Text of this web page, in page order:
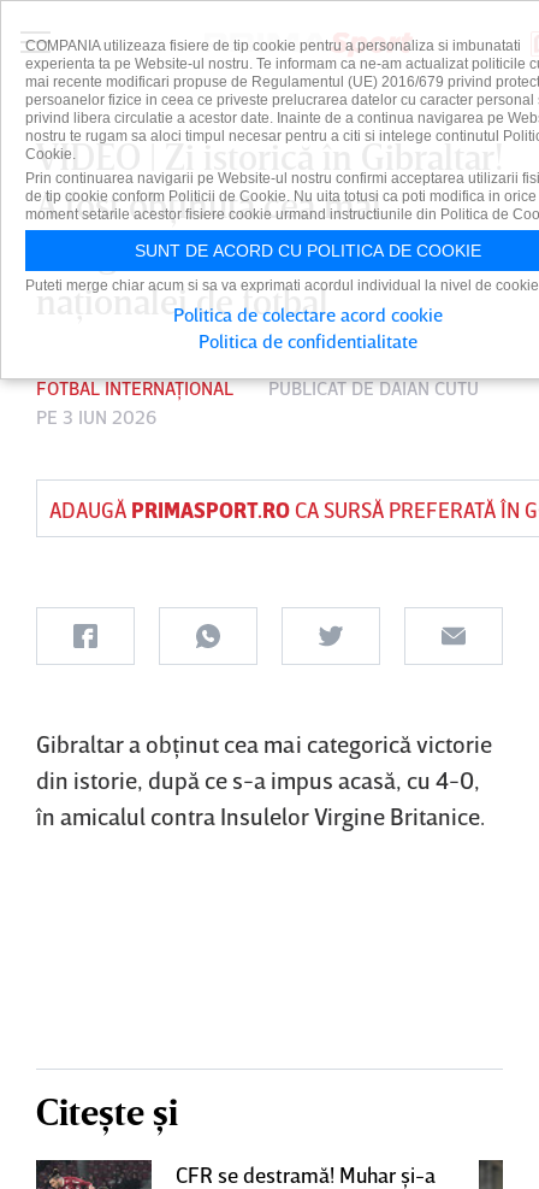
VIDEO | Zi istorică în Gibraltar!
A fost obţinută cea mai
categorică victorie din istoria
naţionalei de fotbal
FOTBAL INTERNAȚIONAL PUBLICAT DEDAIAN CUTU
PE 3 IUN 2026
ADAUGĂ PRIMASPORT.ROCA SURSĂ PREFERATĂ ÎN
Gibraltar a obţinut cea mai categorică victorie
din istorie, după ce s-a impus acasă, cu 4-0,
în amicalul contra Insulelor Virgine Britanice.
Citește și
CFR se destramă! Muhar şi-a
COMPANIA utilizeaza fisiere de tip cookie pentru a personaliza si imbunatati
experienta ta pe Website-ul nostru. Te informam ca ne-am actualizat politicile
mai recente modificari propuse de Regulamentul (UE) 2016/679 privind
persoanelor fizice in ceea ce priveste prelucrarea datelor cu caracter personal
privind libera circulatie a acestor date. Inainte de a continua navigarea pe
nostru te rugam sa aloci timpul necesar pentru a citi si intelege continutul
Cookie.
Prin continuarea navigarii pe Website-ul nostru confirmi acceptarea utilizarii
de tip cookie conform Politicii de Cookie. Nu uita totusi ca poti modifica in orice
moment setarile acestor fisiere cookie urmand instructiunile din Politica de
SUNT DE ACORD CU POLITICA DE COOKIE
Puteti merge chiar acum si sa va exprimati acordul individual la nivel de
Politica de colectare acord cookie
Politica de confidentialitate